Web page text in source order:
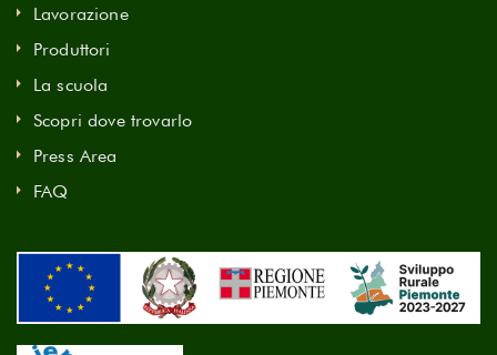
Lavorazione
Produttori
La scuola
Scopri dove trovarlo
Press Area
FAQ